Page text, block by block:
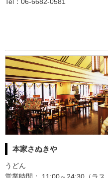
本家さぬきや
うどん